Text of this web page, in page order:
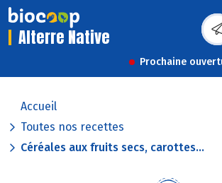
Alterre Native
Prochaine
Accueil
Toutes nos recettes
Céréales aux fruits secs, carottes...